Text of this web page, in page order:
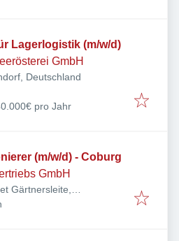
Lagerlogistik (m/w/d)
GmbH
Deutschland
pro Jahr
(m/w/d) - Coburg
GmbH
Gärtnersleite,
96450 Coburg,